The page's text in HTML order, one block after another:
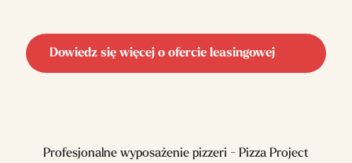
Dowiedz się więcej o ofercie leasingowej
Profesjonalne wyposażenie pizzeri - Pizza Project